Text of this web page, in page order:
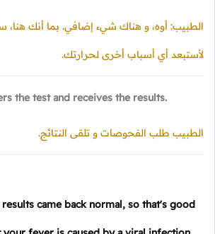
الطبيب: أوه، و هناك شيء إضافي. بما أنك هنا،
لأستبعد أي أسباب أخرى لحرارتك.
the test and receives the results.
الطبيب طلب الفحوصات و تلقى النتائج.
came back normal, so that's good